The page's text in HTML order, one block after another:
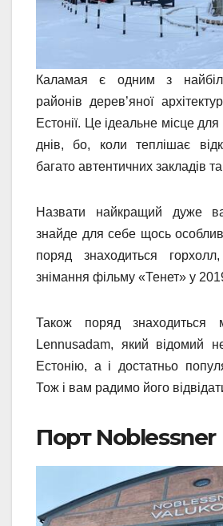
Каламая є одним з
районів дерев’яної
Естонії. Це ідеальне місце
днів, бо, коли теплішає
багато автентичних закладів
Назвати найкращий дуже
знайде для себе щось
поряд знаходиться
знімання фільму «Тенет» у
Також поряд знаходиться
Lennusadam, який відомий
Естонію, а і достатньо
Тож і вам радимо його
Порт Noblessner